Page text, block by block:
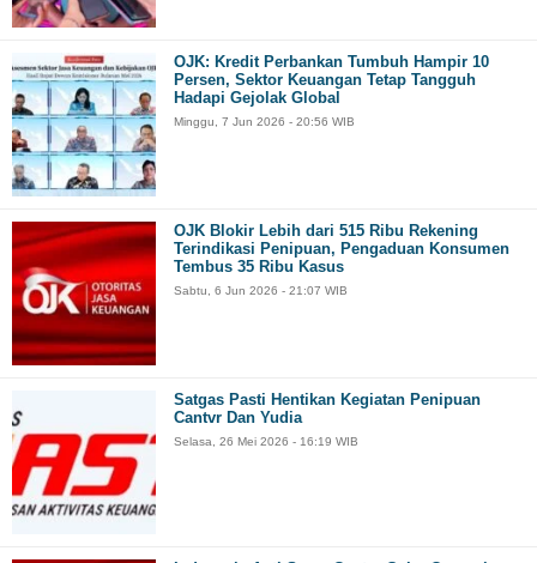
OJK: Kredit Perbankan Tumbuh Hampir 10
Persen, Sektor Keuangan Tetap Tangguh
Hadapi Gejolak Global
Minggu, 7 Jun 2026 - 20:56 WIB
OJK Blokir Lebih dari 515 Ribu Rekening
Terindikasi Penipuan, Pengaduan Konsumen
Tembus 35 Ribu Kasus
Sabtu, 6 Jun 2026 - 21:07 WIB
Satgas Pasti Hentikan Kegiatan Penipuan
Cantvr Dan Yudia
Selasa, 26 Mei 2026 - 16:19 WIB